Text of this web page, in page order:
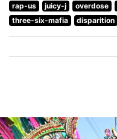
rap-us juicy-j overdose
three-six-mafia
disparition